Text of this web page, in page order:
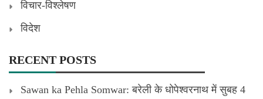
विचार-विश्लेषण
विदेश
RECENT POSTS
Sawan ka Pehla Somwar: बरेली के धोपेश्वरनाथ में सुबह 4